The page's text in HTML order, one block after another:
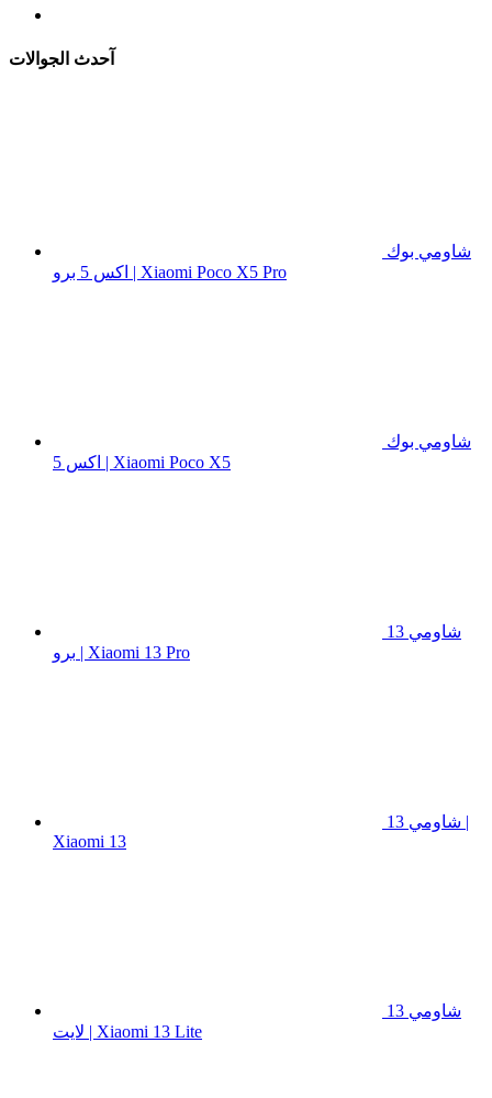
آحدث الجوالات
شاومي بوك
اكس 5 برو | Xiaomi Poco X5 Pro
شاومي بوك
اكس 5 | Xiaomi Poco X5
شاومي 13
برو | Xiaomi 13 Pro
شاومي 13 |
Xiaomi 13
شاومي 13
لايت | Xiaomi 13 Lite